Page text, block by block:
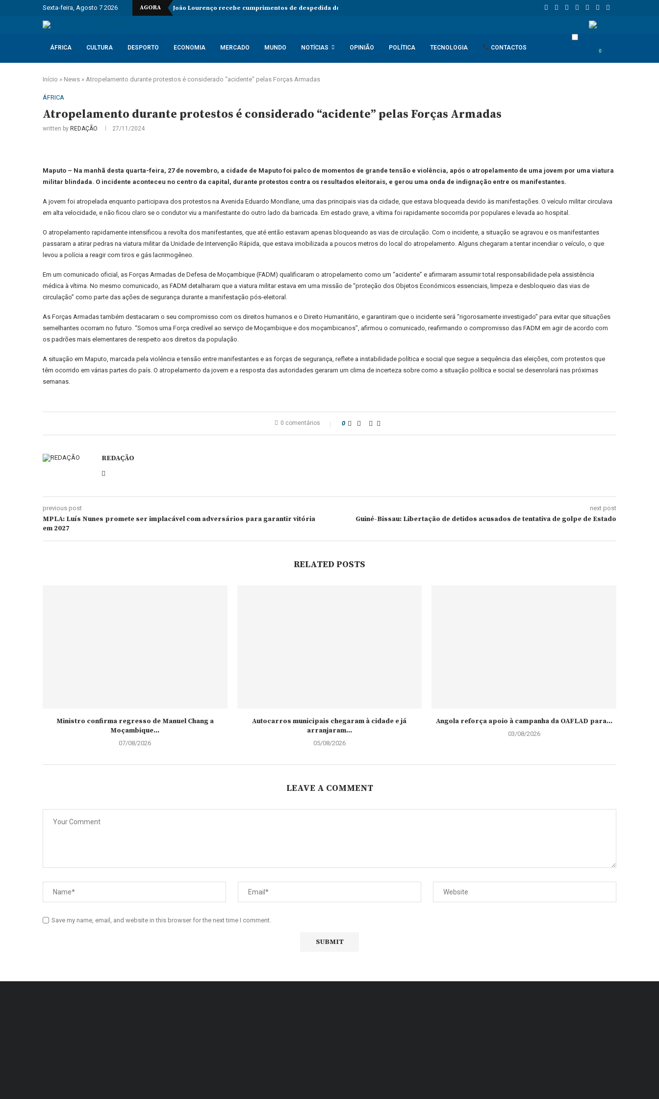
Sexta-feira, Agosto 7 2026 AGORA João Lourenço recebe cumprimentos de despedida do embaixador do Vietname em Angola Espanha dá ultimato à Itália para suspender controlos
ÁFRICA CULTURA DESPORTO ECONOMIA MERCADO MUNDO NOTÍCIAS OPINIÃO POLÍTICA TECNOLOGIA CONTACTOS 0
Início » News » Atropelamento durante protestos é considerado “acidente” pelas Forças Armadas
ÁFRICA
Atropelamento durante protestos é considerado “acidente” pelas Forças Armadas
written by REDAÇÃO 27/11/2024
Maputo – Na manhã desta quarta-feira, 27 de novembro, a cidade de Maputo foi palco de momentos de grande tensão e violência, após o atropelamento de uma jovem por uma viatura
militar blindada. O incidente aconteceu no centro da capital, durante protestos contra os resultados eleitorais, e gerou uma onda de indignação entre os manifestantes.
A jovem foi atropelada enquanto participava dos protestos na Avenida Eduardo Mondlane, uma das principais vias da cidade, que estava bloqueada devido às manifestações. O veículo militar circulava
em alta velocidade, e não ficou claro se o condutor viu a manifestante do outro lado da barricada. Em estado grave, a vítima foi rapidamente socorrida por populares e levada ao hospital.
O atropelamento rapidamente intensificou a revolta dos manifestantes, que até então estavam apenas bloqueando as vias de circulação. Com o incidente, a situação se agravou e os manifestantes
passaram a atirar pedras na viatura militar da Unidade de Intervenção Rápida, que estava imobilizada a poucos metros do local do atropelamento. Alguns chegaram a tentar incendiar o veículo, o que
levou a polícia a reagir com tiros e gás lacrimogêneo.
Em um comunicado oficial, as Forças Armadas de Defesa de Moçambique (FADM) qualificaram o atropelamento como um “acidente” e afirmaram assumir total responsabilidade pela assistência
médica à vítima. No mesmo comunicado, as FADM detalharam que a viatura militar estava em uma missão de “proteção dos Objetos Económicos essenciais, limpeza e desbloqueio das vias de
circulação” como parte das ações de segurança durante a manifestação pós-eleitoral.
As Forças Armadas também destacaram o seu compromisso com os direitos humanos e o Direito Humanitário, e garantiram que o incidente será “rigorosamente investigado” para evitar que situações
semelhantes ocorram no futuro. “Somos uma Força credível ao serviço de Moçambique e dos moçambicanos”, afirmou o comunicado, reafirmando o compromisso das FADM em agir de acordo com
os padrões mais elementares de respeito aos direitos da população.
A situação em Maputo, marcada pela violência e tensão entre manifestantes e as forças de segurança, reflete a instabilidade política e social que segue a sequência das eleições, com protestos que
têm ocorrido em várias partes do país. O atropelamento da jovem e a resposta das autoridades geraram um clima de incerteza sobre como a situação política e social se desenrolará nas próximas
semanas.
0 comentários 0
REDAÇÃO
previous post
MPLA: Luís Nunes promete ser implacável com adversários para garantir vitória
em 2027
next post
Guiné-Bissau: Libertação de detidos acusados de tentativa de golpe de Estado
RELATED POSTS
Ministro confirma regresso de Manuel Chang a
Moçambique...
07/08/2026
Autocarros municipais chegaram à cidade e já
arranjaram...
05/08/2026
Angola reforça apoio à campanha da OAFLAD para...
03/08/2026
LEAVE A COMMENT
Save my name, email, and website in this browser for the next time I comment.